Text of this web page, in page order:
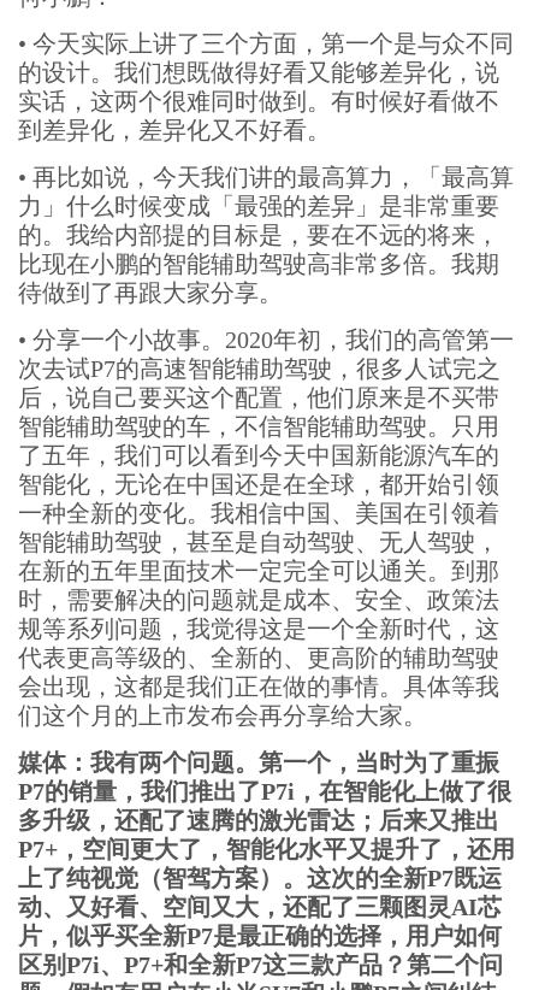
• 今天实际上讲了三个方面，第一个是与众不同
的设计。我们想既做得好看又能够差异化，说
实话，这两个很难同时做到。有时候好看做不
到差异化，差异化又不好看。
• 再比如说，今天我们讲的最高算力，「最高算
力」什么时候变成「最强的差异」是非常重要
的。我给内部提的目标是，要在不远的将来，
比现在小鹏的智能辅助驾驶高非常多倍。我期
待做到了再跟大家分享。
• 分享一个小故事。2020年初，我们的高管第一
次去试P7的高速智能辅助驾驶，很多人试完之
后，说自己要买这个配置，他们原来是不买带
智能辅助驾驶的车，不信智能辅助驾驶。只用
了五年，我们可以看到今天中国新能源汽车的
智能化，无论在中国还是在全球，都开始引领
一种全新的变化。我相信中国、美国在引领着
智能辅助驾驶，甚至是自动驾驶、无人驾驶，
在新的五年里面技术一定完全可以通关。到那
时，需要解决的问题就是成本、安全、政策法
规等系列问题，我觉得这是一个全新时代，这
代表更高等级的、全新的、更高阶的辅助驾驶
会出现，这都是我们正在做的事情。具体等我
们这个月的上市发布会再分享给大家。
媒体：我有两个问题。第一个，当时为了重振
P7的销量，我们推出了P7i，在智能化上做了很
多升级，还配了速腾的激光雷达；后来又推出
P7+，空间更大了，智能化水平又提升了，还用
上了纯视觉（智驾方案）。这次的全新P7既运
动、又好看、空间又大，还配了三颗图灵AI芯
片，似乎买全新P7是最正确的选择，用户如何
区别P7i、P7+和全新P7这三款产品？第二个问